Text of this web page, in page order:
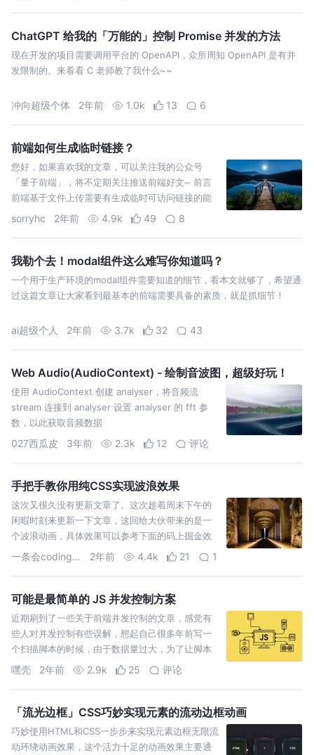
ChatGPT 给我的「万能的」控制 Promise 并发的方法
现在开发的项目需要调用平台的 OpenAPI，众所周知 OpenAPI 是有并
发限制的。来看看 C 老师教了我什么~~
冲向超级个体 2年前 1.0k 13 6
前端如何生成临时链接？
您好，如果喜欢我的文章，可以关注我的公众号
「量子前端」，将不定期关注推送前端好文~ 前言
前端基于文件上传需要有生成临时可访问链接的能
力，我们可以通过URL.createObjectURL和FileR
sorryhc 2年前 4.9k 49 8
我勒个去！modal组件这么难写你知道吗？
一个用于生产环境的modal组件需要知道的细节，看本文就够了，希望通
过这篇文章让大家看到最基本的前端需要具备的素质，就是抓细节！
ai超级个人 2年前 3.7k 32 43
Web Audio(AudioContext) - 绘制音波图，超级好玩！
使用 AudioContext 创建 analyser，将音频流
stream 连接到 analyser 设置 analyser 的 fft 参
数，以此获取音频数据
027西瓜皮 3年前 2.3k 12 评论
手把手教你用纯CSS实现波浪效果
这次又很久没有更新文章了。这次趁着周末下午的
闲暇时刻来更新一下文章，这回给大伙带来的是一
个波浪动画，具体效果可以参考下面的码上掘金效
果预览。
一条会coding的Shark 2年前 4.4k 21 1
可能是最简单的 JS 并发控制方案
近期刷到了一些关于前端并发控制的文章，感觉有
些人对并发控制有些误解，想起自己很多年前写一
个扫描脚本的时候，由于数据量过大，为了让脚本
能够运行的更快些写了一个并发控制的库： node-
嘿壳 2年前 2.9k 25 评论
「流光边框」CSS巧妙实现元素的流动边框动画
巧妙使用HTML和CSS一步步来实现元素边框无限流
动环绕动画效果，这个活力十足的动画效果主要通